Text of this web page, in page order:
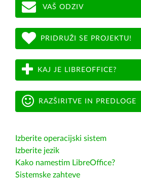
VAŠ ODZIV
PRIDRUŽI SE PROJEKTU!
KAJ JE LIBREOFFICE?
RAZŠIRITVE IN PREDLOGE
Izberite operacijski sistem
Izberite jezik
Kako namestim LibreOffice?
Sistemske zahteve